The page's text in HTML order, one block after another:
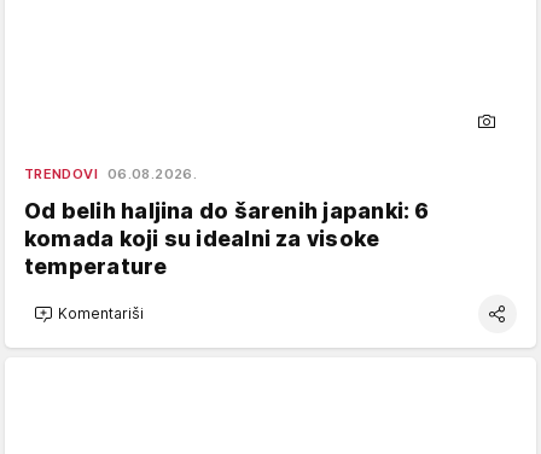
TRENDOVI 06.08.2026.
Od belih haljina do šarenih japanki: 6
komada koji su idealni za visoke
temperature
Komentariši